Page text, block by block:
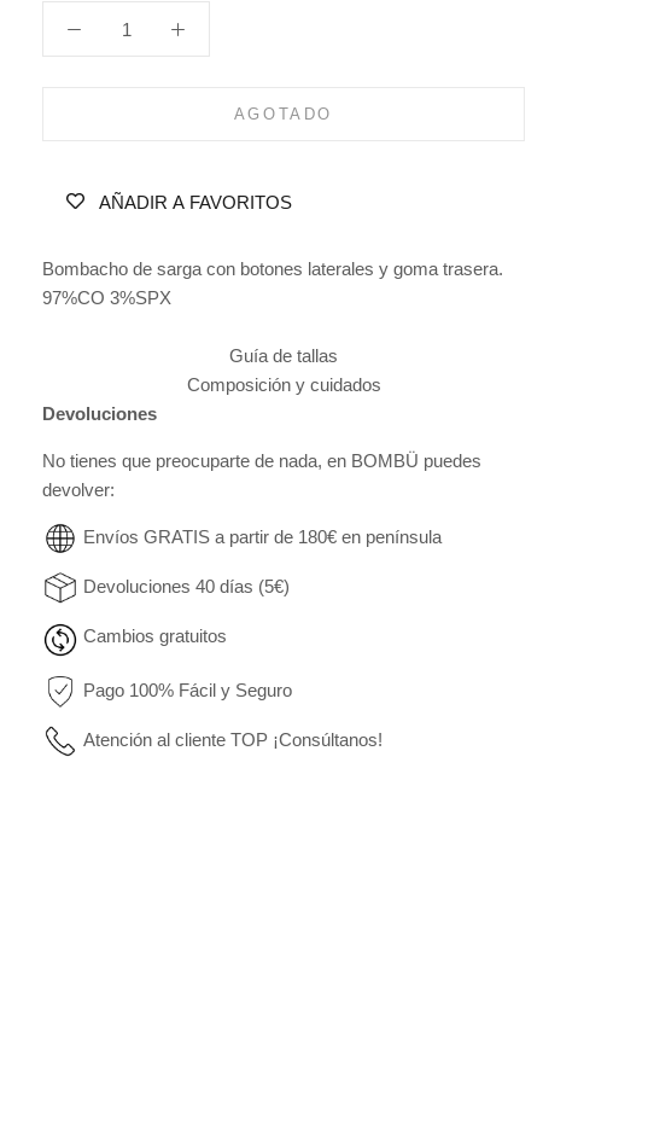
AGOTADO
AÑADIR A FAVORITOS
Bombacho de sarga con botones laterales y goma trasera.
97%CO 3%SPX
Guía de tallas
Composición y cuidados
Devoluciones
No tienes que preocuparte de nada, en BOMBÜ puedes
devolver:
Envíos GRATIS a partir de 180€ en península
Devoluciones 40 días (5€)
Cambios gratuitos
Pago 100% Fácil y Seguro
Atención al cliente TOP ¡Consúltanos!